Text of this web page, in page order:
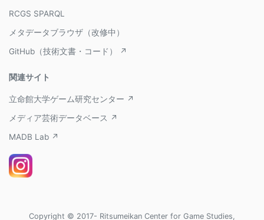
RCGS SPARQL
メタデータブラウザ（改修中）
GitHub（技術文書・コード） ↗
関連サイト
立命館大学ゲーム研究センター ↗
メディア芸術データベース ↗
MADB Lab ↗
Copyright © 2017- Ritsumeikan Center for Game Studies,